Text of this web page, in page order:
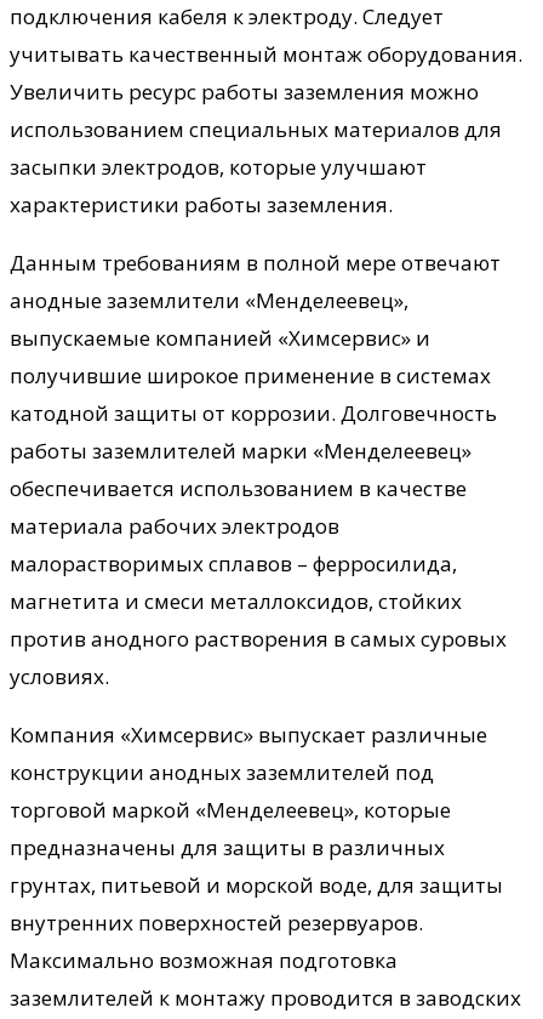
подключения кабеля к электроду. Следует
учитывать качественный монтаж оборудования.
Увеличить ресурс работы заземления можно
использованием специальных материалов для
засыпки электродов, которые улучшают
характеристики работы заземления.
Данным требованиям в полной мере отвечают
анодные заземлители «Менделеевец»,
выпускаемые компанией «Химсервис» и
получившие широкое применение в системах
катодной защиты от коррозии. Долговечность
работы заземлителей марки «Менделеевец»
обеспечивается использованием в качестве
материала рабочих электродов
малорастворимых сплавов – ферросилида,
магнетита и смеси металлоксидов, стойких
против анодного растворения в самых суровых
условиях.
Компания «Химсервис» выпускает различные
конструкции анодных заземлителей под
торговой маркой «Менделеевец», которые
предназначены для защиты в различных
грунтах, питьевой и морской воде, для защиты
внутренних поверхностей резервуаров.
Максимально возможная подготовка
заземлителей к монтажу проводится в заводских